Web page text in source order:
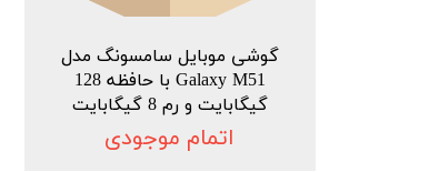
گوشی موبایل سامسونگ مدل
Galaxy M51 با حافظه 128
گیگابایت و رم 8 گیگابایت
اتمام موجودی